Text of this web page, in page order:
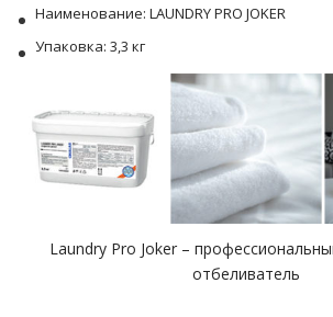
Наименование: LAUNDRY PRO JOKER
Упаковка: 3,3 кг
Laundry Pro Joker –
отбеливатель